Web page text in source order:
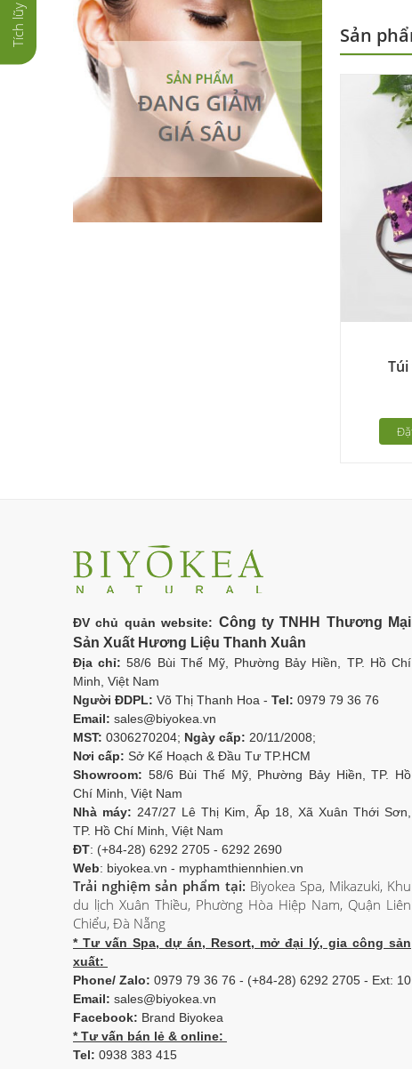
Sản
ĐV chủ quản website: Công ty TNHH Thương Mại
Sản Xuất Hương Liệu Thanh Xuân
Địa chỉ:58/6 Bùi Thế Mỹ, Phường Bảy Hiền, TP. Hồ Chí
Minh, Việt Nam
Người ĐDPL: Võ Thị Thanh Hoa - Tel: 0979 79 36 76
Email: sales@biyokea.vn
MST: 0306270204; Ngày cấp: 20/11/2008;
Nơi cấp: Sở Kế Hoạch & Đầu Tư TP.HCM
Showroom: 58/6 Bùi Thế Mỹ, Phường Bảy Hiền, TP. Hồ
Chí Minh, Việt Nam
Nhà máy: 247/27 Lê Thị Kim, Ấp 18, Xã Xuân Thới Sơn,
TP. Hồ Chí Minh, Việt Nam
ĐT: (+84-28) 6292 2705 - 6292 2690
Web: biyokea.vn - myphamthiennhien.vn
Trải nghiệm sản phẩm tại: Biyokea Spa, Mikazuki, Khu
du lịch Xuân Thiều, Phường Hòa Hiệp Nam, Quận Liên
Chiểu, Đà Nẵng
* Tư vấn Spa, dự án, Resort, mở đại lý, gia công sản
xuất:
Phone/ Zalo: 0979 79 36 76 - (+84-28) 6292 2705 - Ext: 10
Email: sales@biyokea.vn
Facebook: Brand Biyokea
* Tư vấn bán lẻ & online:
Tel: 0938 383 415